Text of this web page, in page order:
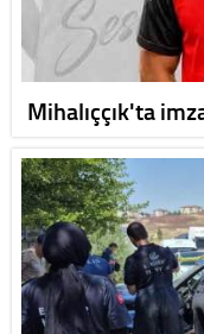
Mihalıççık'ta